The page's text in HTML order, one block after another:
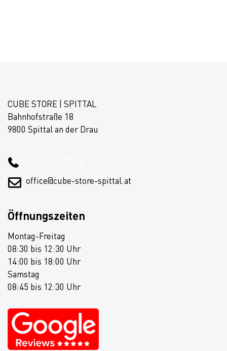
CUBE STORE | SPITTAL
Bahnhofstraße 18
9800 Spittal an der Drau
office@cube-store-spittal.at
Öffnungszeiten
Montag-Freitag
08:30 bis 12:30 Uhr
14:00 bis 18:00 Uhr
Samstag
08:45 bis 12:30 Uhr